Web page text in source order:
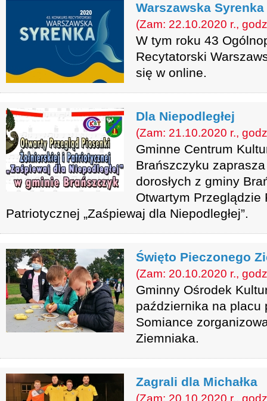
Warszawska
(Zam: 22.10.2020 r.,
W tym roku 43
Recytatorski
się w online.
Dla Niepodległej
(Zam: 21.10.2020 r.,
Gminne Centrum
Brańszczyku
dorosłych z gminy
Otwartym Przeglądzie
Patriotycznej „Zaśpiewaj dla Niepodległej”.
Święto Pieczonego
(Zam: 20.10.2020 r.,
Gminny Ośrodek
października na placu
Somiance
Ziemniaka.
Zagrali dla Michałka
(Zam: 20.10.2020 r.,